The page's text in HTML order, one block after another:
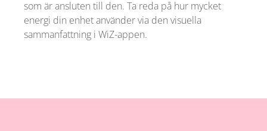
som är ansluten till den. Ta reda på hur mycket
energi din enhet använder via den visuella
sammanfattning i WiZ-appen.